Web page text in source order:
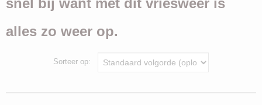
snel bij want met dit vriesweer is
alles zo weer op.
Sorteer op: